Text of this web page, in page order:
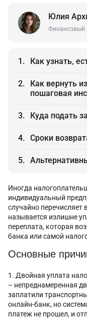
Юлия
Финансовый
Как узнать,
Как вернуть
пошаговая
Куда подать
Сроки
Иногда
индивидуальный
случайно
называется излишне
переплата, которая
банка или самой
Основные
Двойная уплата
– непреднамеренная
заплатили
онлайн-банк, но
платеж не прошел, и